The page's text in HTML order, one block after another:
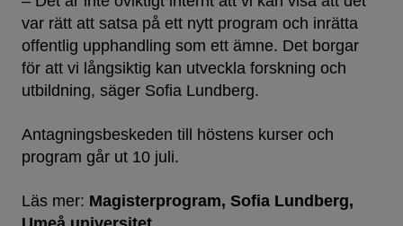
var rätt att satsa på ett nytt program och inrätta
offentlig upphandling som ett ämne. Det borgar
för att vi långsiktig kan utveckla forskning och
utbildning, säger Sofia Lundberg.
Antagningsbeskeden till höstens kurser och
program går ut 10 juli.
Läs mer: Magisterprogram Sofia Lundberg